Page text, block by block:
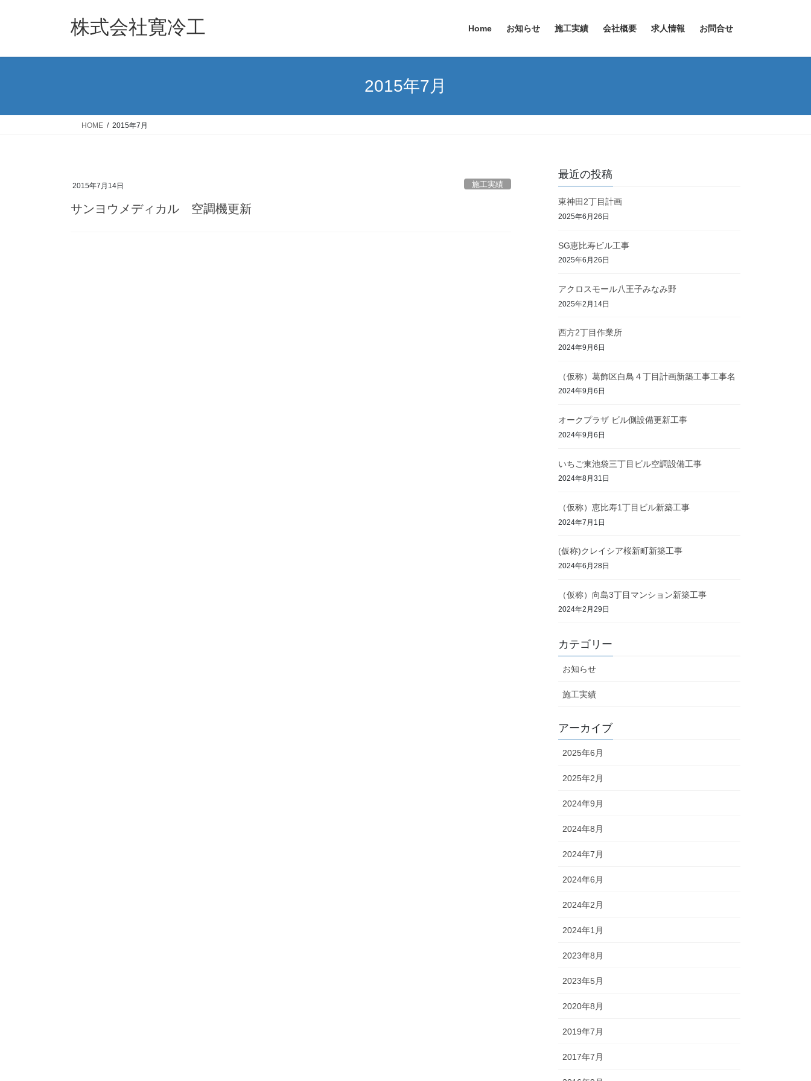
株式会社寛冷工 Home お知らせ 施工実績 会社概要 求人情報 お問合せ
2015年7月
HOME 2015年7月
2015年7月14日 施工実績
サンヨウメディカル 空調機更新
最近の投稿
東神田2丁目計画
2025年6月26日
SG恵比寿ビル工事
2025年6月26日
アクロスモール八王子みなみ野
2025年2月14日
西方2丁目作業所
2024年9月6日
（仮称）葛飾区白鳥４丁目計画新築工事工事名
2024年9月6日
オークプラザ ビル側設備更新工事
2024年9月6日
いちご東池袋三丁目ビル空調設備工事
2024年8月31日
（仮称）恵比寿1丁目ビル新築工事
2024年7月1日
(仮称)クレイシア桜新町新築工事
2024年6月28日
（仮称）向島3丁目マンション新築工事
2024年2月29日
カテゴリー
お知らせ
施工実績
アーカイブ
2025年6月
2025年2月
2024年9月
2024年8月
2024年7月
2024年6月
2024年2月
2024年1月
2023年8月
2023年5月
2020年8月
2019年7月
2017年7月